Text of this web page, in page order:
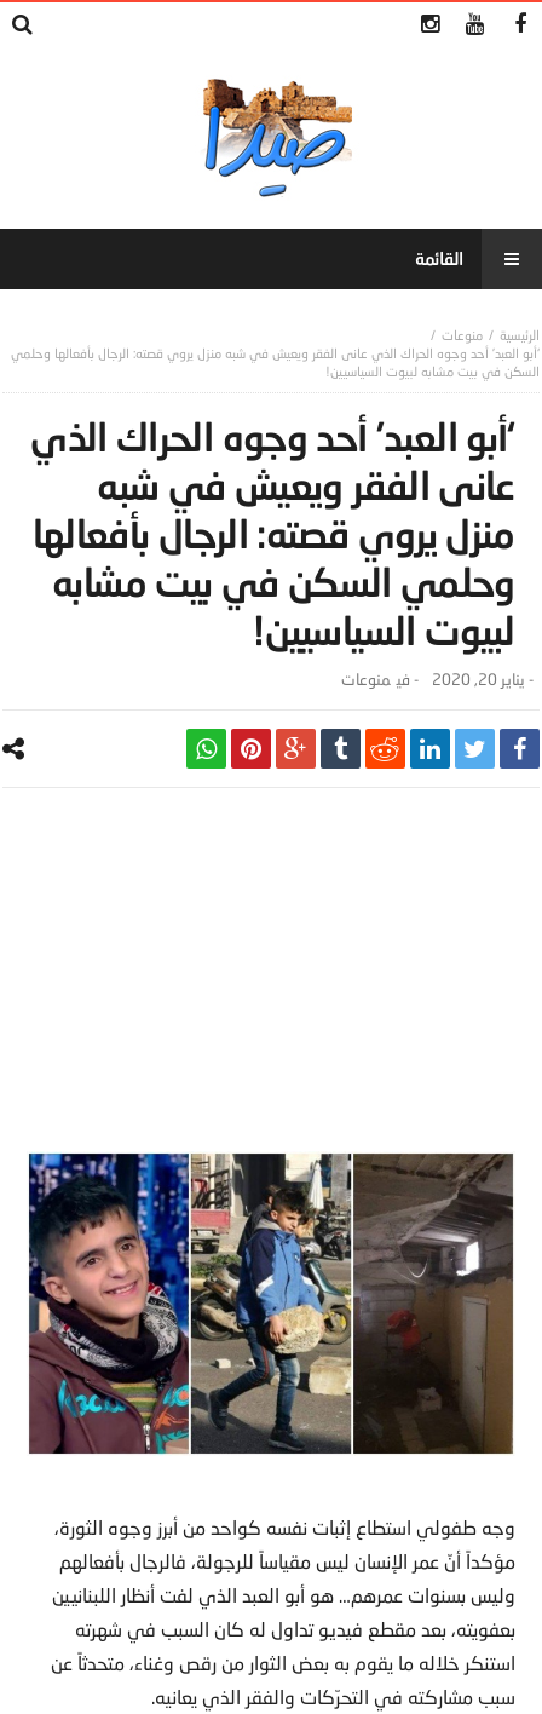
منوعات
‘أبو العبد’ أحد وجوه الحراك الذي عانى الفقر ويعيش في شبه منزل يروي قصته: الرجال بأفعالها وحلمي
السكن في بيت مشابه لبيوت السياسيين!
‘أبو العبد’ أحد وجوه الحراك الذي
عانى الفقر ويعيش في شبه
منزل يروي قصته: الرجال بأفعالها
وحلمي السكن في بيت مشابه
لبيوت السياسيين!
- يناير 20, 2020 - ‎في منوعات
وجه طفولي استطاع إثبات نفسه كواحد من أبرز وجوه الثورة،
مؤكداً أنّ عمر الإنسان ليس مقياساً للرجولة، فالرجال بأفعالهم
وليس بسنوات عمرهم… هو أبو العبد الذي لفت أنظار اللبنانيين
بعفويته، بعد مقطع فيديو تداول له كان السبب في شهرته
استنكر خلاله ما يقوم به بعض الثوار من رقص وغناء، متحدثاً عن
سبب مشاركته في التحرّكات والفقر الذي يعانيه.